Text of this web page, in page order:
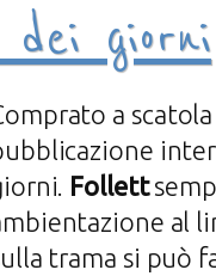
giorni
a
Follett
al
trama si può